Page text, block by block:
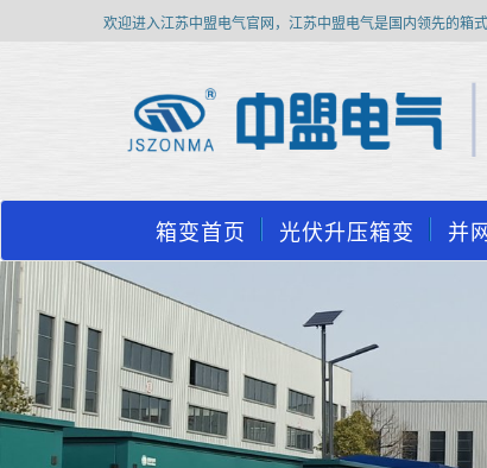
欢迎进入江苏中盟电气官网，江苏中盟电气是国内领先的箱式
箱变首页 光伏升压箱变 并